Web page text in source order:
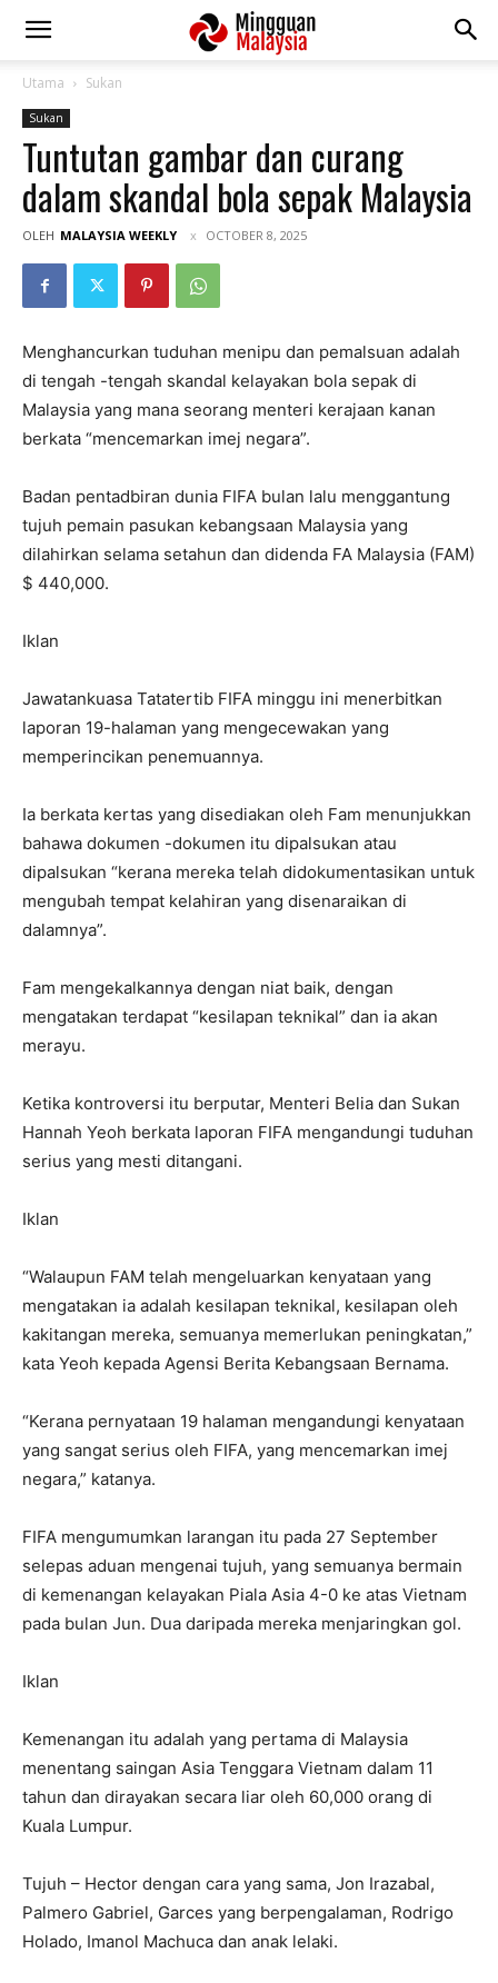
Utama Sukan
Sukan
Tuntutan gambar dan curang
dalam skandal bola sepak Malaysia
OLEH MALAYSIA WEEKLY OCTOBER 8, 2025
Menghancurkan tuduhan menipu dan pemalsuan adalah
di tengah -tengah skandal kelayakan bola sepak di
Malaysia yang mana seorang menteri kerajaan kanan
berkata “mencemarkan imej negara”.
Badan pentadbiran dunia FIFA bulan lalu menggantung
tujuh pemain pasukan kebangsaan Malaysia yang
dilahirkan selama setahun dan didenda FA Malaysia (FAM)
$ 440,000.
Iklan
Jawatankuasa Tatatertib FIFA minggu ini menerbitkan
laporan 19-halaman yang mengecewakan yang
memperincikan penemuannya.
Ia berkata kertas yang disediakan oleh Fam menunjukkan
bahawa dokumen -dokumen itu dipalsukan atau
dipalsukan “kerana mereka telah didokumentasikan untuk
mengubah tempat kelahiran yang disenaraikan di
dalamnya”.
Fam mengekalkannya dengan niat baik, dengan
mengatakan terdapat “kesilapan teknikal” dan ia akan
merayu.
Ketika kontroversi itu berputar, Menteri Belia dan Sukan
Hannah Yeoh berkata laporan FIFA mengandungi tuduhan
serius yang mesti ditangani.
Iklan
“Walaupun FAM telah mengeluarkan kenyataan yang
mengatakan ia adalah kesilapan teknikal, kesilapan oleh
kakitangan mereka, semuanya memerlukan peningkatan,”
kata Yeoh kepada Agensi Berita Kebangsaan Bernama.
“Kerana pernyataan 19 halaman mengandungi kenyataan
yang sangat serius oleh FIFA, yang mencemarkan imej
negara,” katanya.
FIFA mengumumkan larangan itu pada 27 September
selepas aduan mengenai tujuh, yang semuanya bermain
di kemenangan kelayakan Piala Asia 4-0 ke atas Vietnam
pada bulan Jun. Dua daripada mereka menjaringkan gol.
Iklan
Kemenangan itu adalah yang pertama di Malaysia
menentang saingan Asia Tenggara Vietnam dalam 11
tahun dan dirayakan secara liar oleh 60,000 orang di
Kuala Lumpur.
Tujuh – Hector dengan cara yang sama, Jon Irazabal,
Palmero Gabriel, Garces yang berpengalaman, Rodrigo
Holado, Imanol Machuca dan anak lelaki.